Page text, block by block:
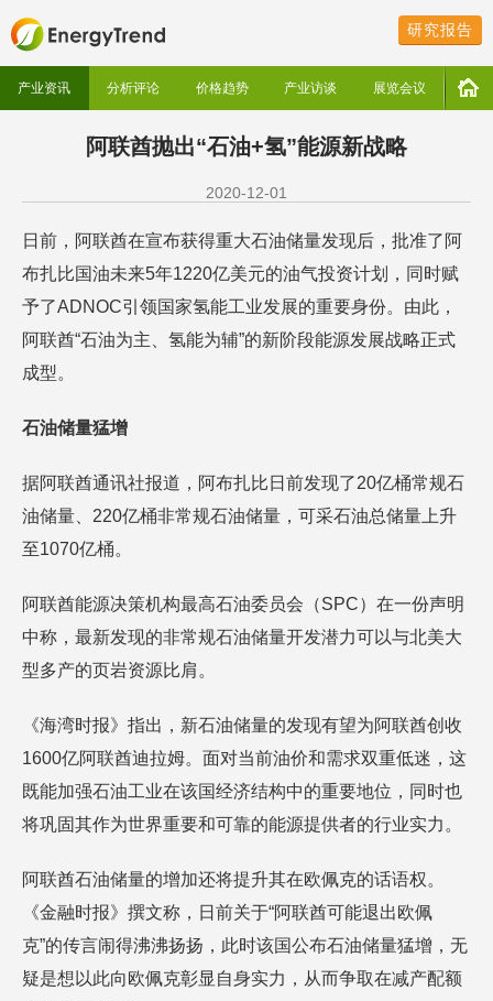
研究报告
产业资讯 分析评论 价格趋势 产业访谈 展览会议
阿联酋抛出“石油+氢”能源新战略
2020-12-01
日前，阿联酋在宣布获得重大石油储量发现后，批准了阿
布扎比国油未来5年1220亿美元的油气投资计划，同时赋
予了ADNOC引领国家氢能工业发展的重要身份。由此，
阿联酋“石油为主、氢能为辅”的新阶段能源发展战略正式
成型。
石油储量猛增
据阿联酋通讯社报道，阿布扎比日前发现了20亿桶常规石
油储量、220亿桶非常规石油储量，可采石油总储量上升
至1070亿桶。
阿联酋能源决策机构最高石油委员会（SPC）在一份声明
中称，最新发现的非常规石油储量开发潜力可以与北美大
型多产的页岩资源比肩。
《海湾时报》指出，新石油储量的发现有望为阿联酋创收
1600亿阿联酋迪拉姆。面对当前油价和需求双重低迷，这
既能加强石油工业在该国经济结构中的重要地位，同时也
将巩固其作为世界重要和可靠的能源提供者的行业实力。
阿联酋石油储量的增加还将提升其在欧佩克的话语权。
《金融时报》撰文称，日前关于“阿联酋可能退出欧佩
克”的传言闹得沸沸扬扬，此时该国公布石油储量猛增，无
疑是想以此向欧佩克彰显自身实力，从而争取在减产配额